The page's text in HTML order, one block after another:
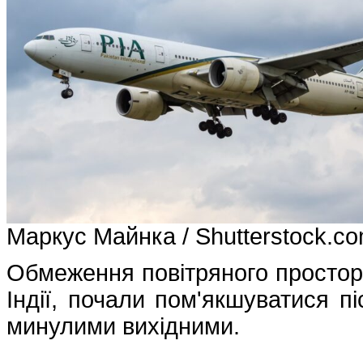
Маркус Майнка /
Обмеження повітряного
Індії, почали пом'якшуватися
минулими вихідними.